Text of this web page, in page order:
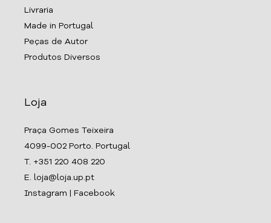
Livraria
Made in Portugal
Peças de Autor
Produtos Diversos
Loja
Praça Gomes Teixeira
4099-002 Porto. Portugal
T. +351 220 408 220
E. loja@loja.up.pt
Instagram
Facebook